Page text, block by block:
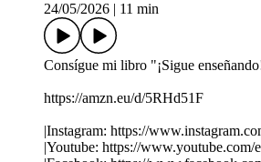
24/05/2026
11 min
Consígue mi libro "¡Sigue
https://amzn.eu/d/5RHd51F
|Instagram: https://
|Youtube: https://www.youtube.com/